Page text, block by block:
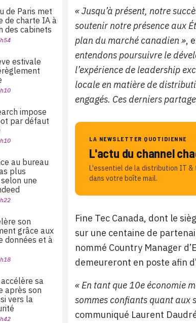
« Jusqu’à présent, notre
soutenir notre présence aux
plan du marché canadien »,
entendons poursuivre le
l’expérience de leadership
locale en matière de
engagés. Ces derniers
LA NEWSLETTER QUOTIDIENNE
L'actu du channel
L'essentiel de la distribution IT &
dans votre boîte mail.
Fine Tec Canada, dont le
sur une centaine de
nommé Country Manager
demeureront en poste afin
« En tant que 10e économie
sommes confiants quant aux
communiqué Laurent
de Paris met
de charte IA à
des cabinets
estivale
impose
par défaut
au bureau
plus
une
son
grâce aux
données et à
sa
après son
vers la